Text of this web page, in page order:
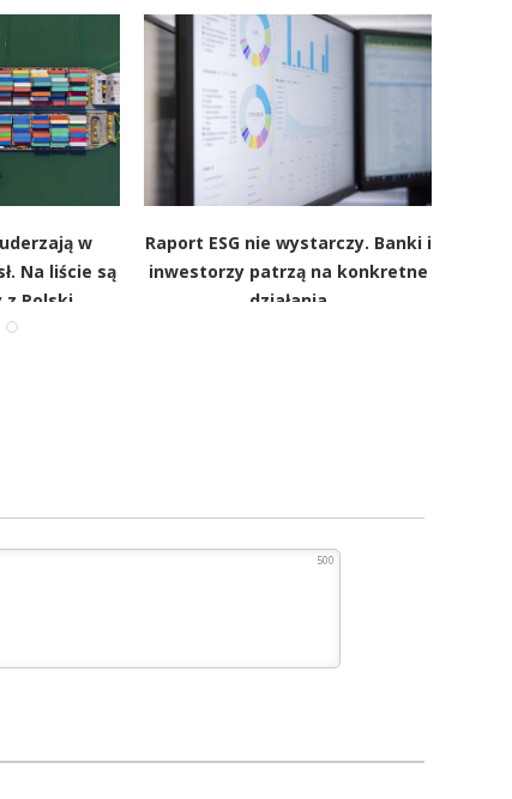
w
Na liście są
z Polski
Raport ESG nie wystarczy. Banki i
inwestorzy patrzą na konkretne
działania
500